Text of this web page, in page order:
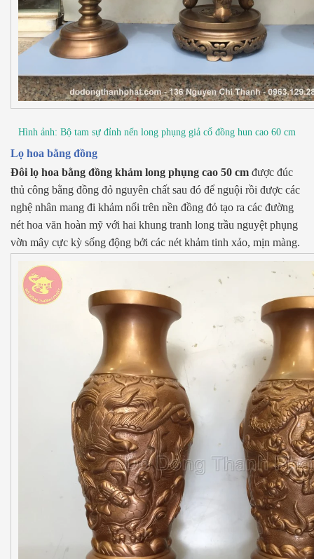
Hình ảnh: Bộ tam sự đỉnh nến long phụng giả cổ đồng hun cao 60 cm
Lọ hoa bằng đồng
Đôi lọ hoa bằng đồng khảm long phụng cao 50 cm được đúc
thủ công bằng đồng đỏ nguyên chất sau đó để nguội rồi được các
nghệ nhân mang đi khảm nổi trên nền đồng đỏ tạo ra các đường
nét hoa văn hoàn mỹ với hai khung tranh long trầu nguyệt phụng
vờn mây cực kỳ sống động bởi các nét khảm tinh xảo, mịn màng.